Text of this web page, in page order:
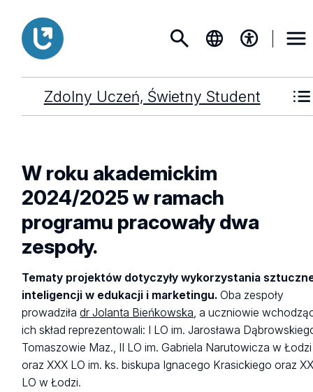
Zdolny Uczeń, Świetny Student
W roku akademickim
2024/2025 w ramach
programu pracowały dwa
zespoły.
Tematy projektów dotyczyły wykorzystania
inteligencji w edukacji i marketingu. Oba zespoły
prowadziładr Jolanta Bieńkowska , a uczniowie
ich skład reprezentowali: I LO im. Jarosława
Tomaszowie Maz., II LO im. Gabriela Narutowicza w Łodzi
oraz XXX LO im. ks. biskupa Ignacego Krasickiego oraz
LO w Łodzi.